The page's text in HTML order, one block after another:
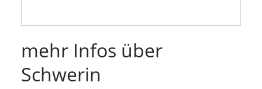
mehr Infos über
Schwerin